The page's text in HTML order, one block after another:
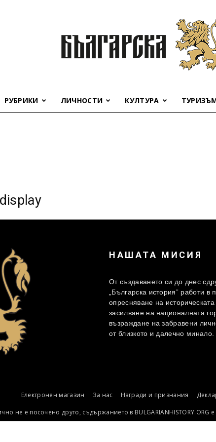
РУБРИКИ ЛИЧНОСТИ КУЛТУРА
НАШАТА МИСИЯ
От създаването си до днес
„Българска история” работи в
опресняване на историческата
засилване на националната
възраждане на забравени
от близкото и далечно минало.
Електронен магазин За нас Награди и признания
не е посочено друго, съдържанието в BULGARIANHISTORY.ORG